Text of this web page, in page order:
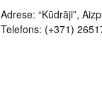
Adrese: “Kūdrāji”,
Telefons: (+371)